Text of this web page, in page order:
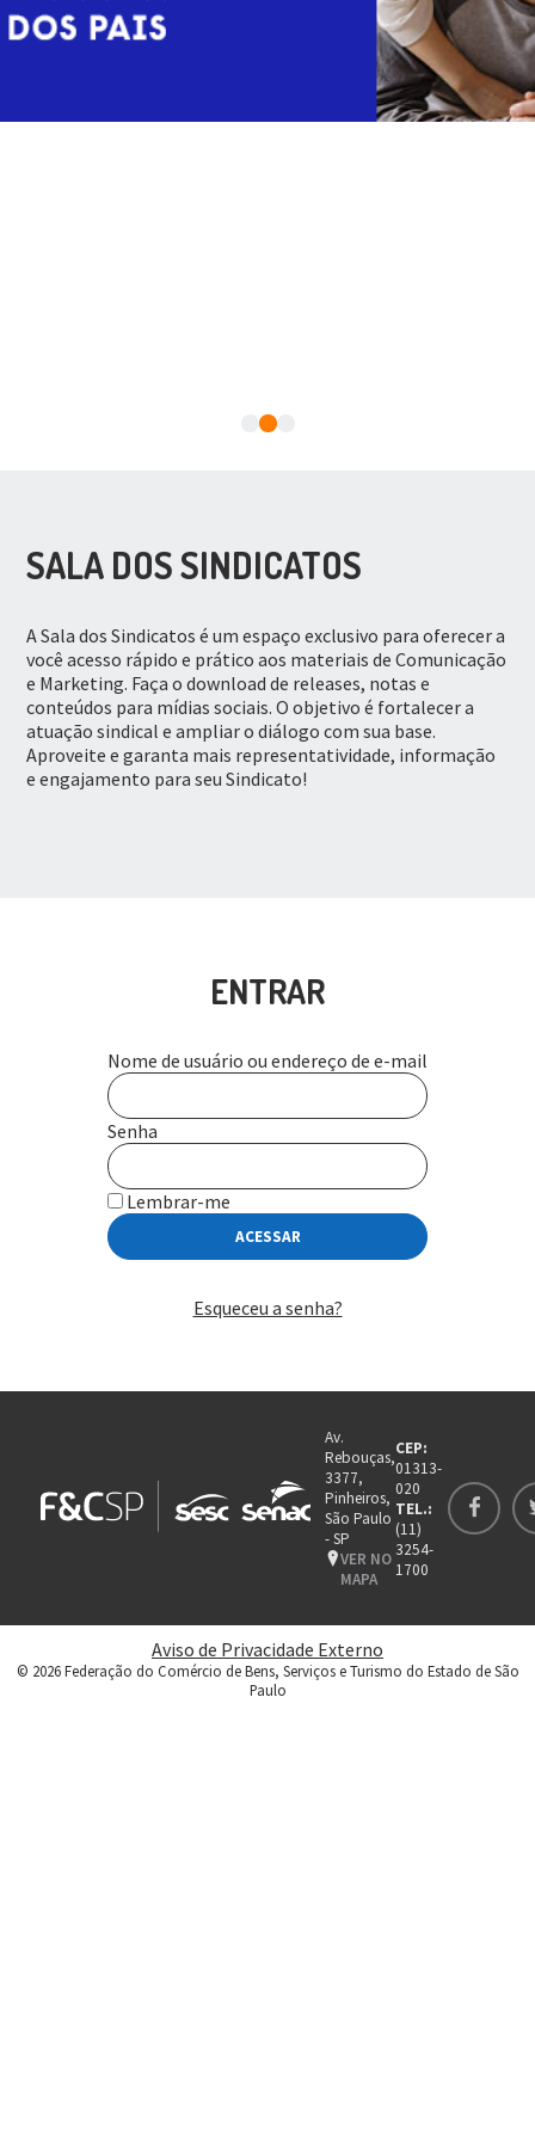
SALA DOS SINDICATOS
A Sala dos Sindicatos é um espaço exclusivo para oferecer a
você acesso rápido e prático aos materiais de Comunicação
e Marketing. Faça o download de releases, notas e
conteúdos para mídias sociais. O objetivo é fortalecer a
atuação sindical e ampliar o diálogo com sua base.
Aproveite e garanta mais representatividade, informação
e engajamento para seu Sindicato!
ENTRAR
Nome de usuário ou endereço de e-mail
Senha
Lembrar-me
Esqueceu a senha?
Av.
Rebouças,
3377,
Pinheiros,
São Paulo
- SP
VER NO
MAPA
CEP:
01313-
020
TEL.:
(11)
3254-
1700
Aviso de Privacidade Externo
© 2026 Federação do Comércio de Bens, Serviços e Turismo do Estado de São
Paulo